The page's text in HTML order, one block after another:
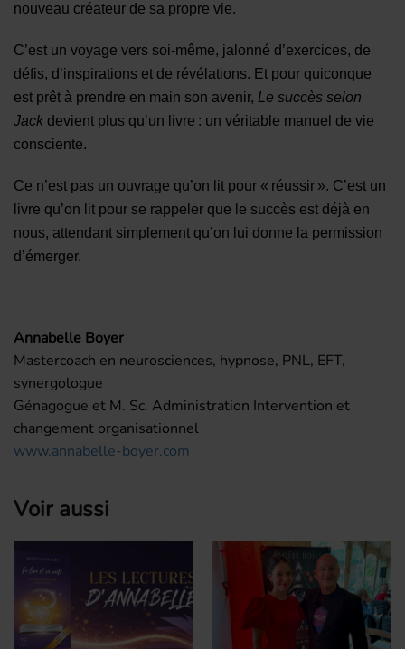
nouveau créateur de sa propre vie.
C’est un voyage vers soi-même, jalonné d’exercices, de
défis, d’inspirations et de révélations. Et pour quiconque
est prêt à prendre en main son avenir, Le succès selon
Jack devient plus qu’un livre : un véritable manuel de vie
consciente.
Ce n’est pas un ouvrage qu’on lit pour « réussir ». C’est un
livre qu’on lit pour se rappeler que le succès est déjà en
nous, attendant simplement qu’on lui donne la permission
d’émerger.
Annabelle Boyer
Mastercoach en neurosciences, hypnose, PNL, EFT,
synergologue
Génagogue et M. Sc. Administration Intervention et
changement organisationnel
www.annabelle-boyer.com
Voir aussi